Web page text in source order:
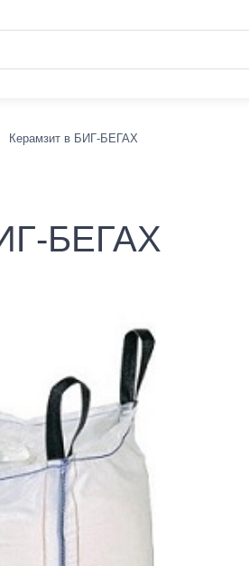
Керамзит в БИГ-БЕГАХ
БЕГАХ